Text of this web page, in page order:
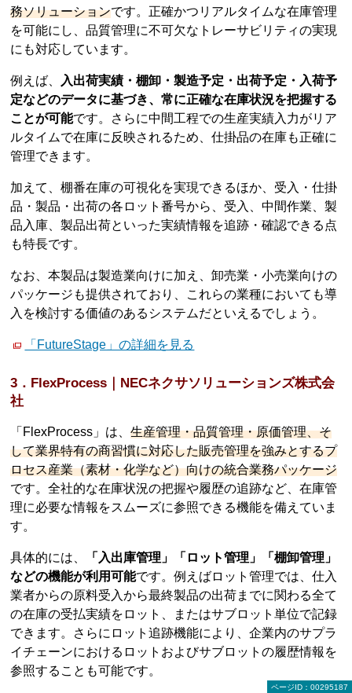
務ソリューションです。正確かつリアルタイムな在庫管理
を可能にし、品質管理に不可欠なトレーサビリティの実現
にも対応しています。
例えば、
入出荷実績・棚卸・製造予定・出荷予定・入荷予
定などのデータに基づき、常に正確な在庫状況を把握する
ことが可能です。さらに中間工程での生産実績入力がリア
ルタイムで在庫に反映されるため、仕掛品の在庫も正確に
管理できます。
加えて、棚番在庫の可視化を実現できるほか、受入・仕掛
品・製品・出荷の各ロット番号から、受入、中間作業、製
品入庫、製品出荷といった実績情報を追跡・確認できる点
も特長です。
なお、本製品は製造業向けに加え、卸売業・小売業向けの
パッケージも提供されており、これらの業種においても導
入を検討する価値のあるシステムだといえるでしょう。
「FutureStage」の詳細を見る
3．FlexProcess｜NECネクサソリューションズ株式会
社
「FlexProcess」は、生産管理・品質管理・原価管理、そ
して業界特有の商習慣に対応した販売管理を強みとするプ
ロセス産業（素材・化学など）向けの統合業務パッケージ
です。全社的な在庫状況の把握や履歴の追跡など、在庫管
理に必要な情報をスムーズに参照できる機能を備えていま
す。
具体的には、
「入出庫管理」「ロット管理」「棚卸管理」
などの機能が利用可能です。例えばロット管理では、仕入
業者からの原料受入から最終製品の出荷までに関わる全て
の在庫の受払実績をロット、またはサブロット単位で記録
できます。さらにロット追跡機能により、企業内のサプラ
イチェーンにおけるロットおよびサブロットの履歴情報を
参照することも可能です。
ページID：00295187